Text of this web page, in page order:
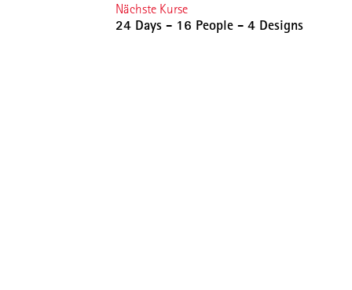
Nächste Kurse
24 Days - 16 People - 4 Designs